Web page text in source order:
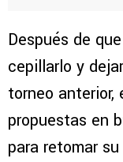
Después de que
cepillarlo y
torneo anterior,
propuestas en
para retomar